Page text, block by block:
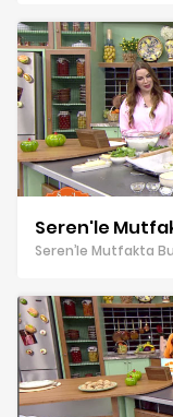
Seren'le
Seren’le Mutfakta